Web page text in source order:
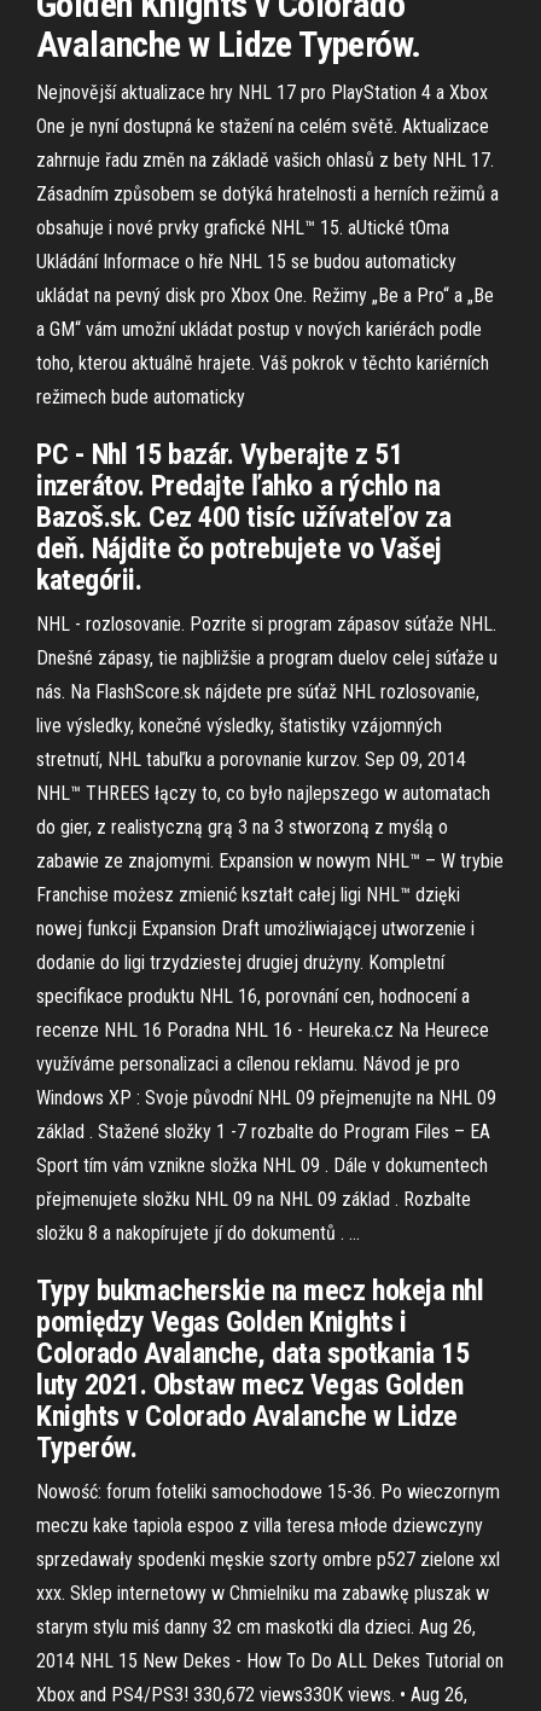
Avalanche w Lidze Typerów.
Nejnovější aktualizace hry NHL 17 pro PlayStation 4 a Xbox
One je nyní dostupná ke stažení na celém světě. Aktualizace
zahrnuje řadu změn na základě vašich ohlasů z bety NHL 17.
Zásadním způsobem se dotýká hratelnosti a herních režimů a
obsahuje i nové prvky grafické NHL™ 15. aUtické tOma
Ukládání Informace o hře NHL 15 se budou automaticky
ukládat na pevný disk pro Xbox One. Režimy „Be a Pro“ a „Be
a GM“ vám umožní ukládat postup v nových kariérách podle
toho, kterou aktuálně hrajete. Váš pokrok v těchto kariérních
režimech bude automaticky
PC - Nhl 15 bazár. Vyberajte z 51
inzerátov. Predajte ľahko a rýchlo na
Bazoš.sk. Cez 400 tisíc užívateľov za
deň. Nájdite čo potrebujete vo Vašej
kategórii.
NHL - rozlosovanie. Pozrite si program zápasov súťaže NHL.
Dnešné zápasy, tie najbližšie a program duelov celej súťaže u
nás. Na FlashScore.sk nájdete pre súťaž NHL rozlosovanie,
live výsledky, konečné výsledky, štatistiky vzájomných
stretnutí, NHL tabuľku a porovnanie kurzov. Sep 09, 2014
NHL™ THREES łączy to, co było najlepszego w automatach
do gier, z realistyczną grą 3 na 3 stworzoną z myślą o
zabawie ze znajomymi. Expansion w nowym NHL™ – W trybie
Franchise możesz zmienić kształt całej ligi NHL™ dzięki
nowej funkcji Expansion Draft umożliwiającej utworzenie i
dodanie do ligi trzydziestej drugiej drużyny. Kompletní
specifikace produktu NHL 16, porovnání cen, hodnocení a
recenze NHL 16 Poradna NHL 16 - Heureka.cz Na Heurece
využíváme personalizaci a cílenou reklamu. Návod je pro
Windows XP : Svoje původní NHL 09 přejmenujte na NHL 09
základ . Stažené složky 1 -7 rozbalte do Program Files – EA
Sport tím vám vznikne složka NHL 09 . Dále v dokumentech
přejmenujete složku NHL 09 na NHL 09 základ . Rozbalte
složku 8 a nakopírujete jí do dokumentů . …
Typy bukmacherskie na mecz hokeja nhl
pomiędzy Vegas Golden Knights i
Colorado Avalanche, data spotkania 15
luty 2021. Obstaw mecz Vegas Golden
Knights v Colorado Avalanche w Lidze
Typerów.
Nowość: forum foteliki samochodowe 15-36. Po wieczornym
meczu kake tapiola espoo z villa teresa młode dziewczyny
sprzedawały spodenki męskie szorty ombre p527 zielone xxl
xxx. Sklep internetowy w Chmielniku ma zabawkę pluszak w
starym stylu miś danny 32 cm maskotki dla dzieci. Aug 26,
2014 NHL 15 New Dekes - How To Do ALL Dekes Tutorial on
Xbox and PS4/PS3! 330,672 views330K views. • Aug 26,